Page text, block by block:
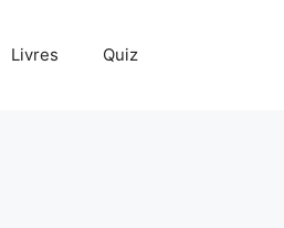
Livres Quiz